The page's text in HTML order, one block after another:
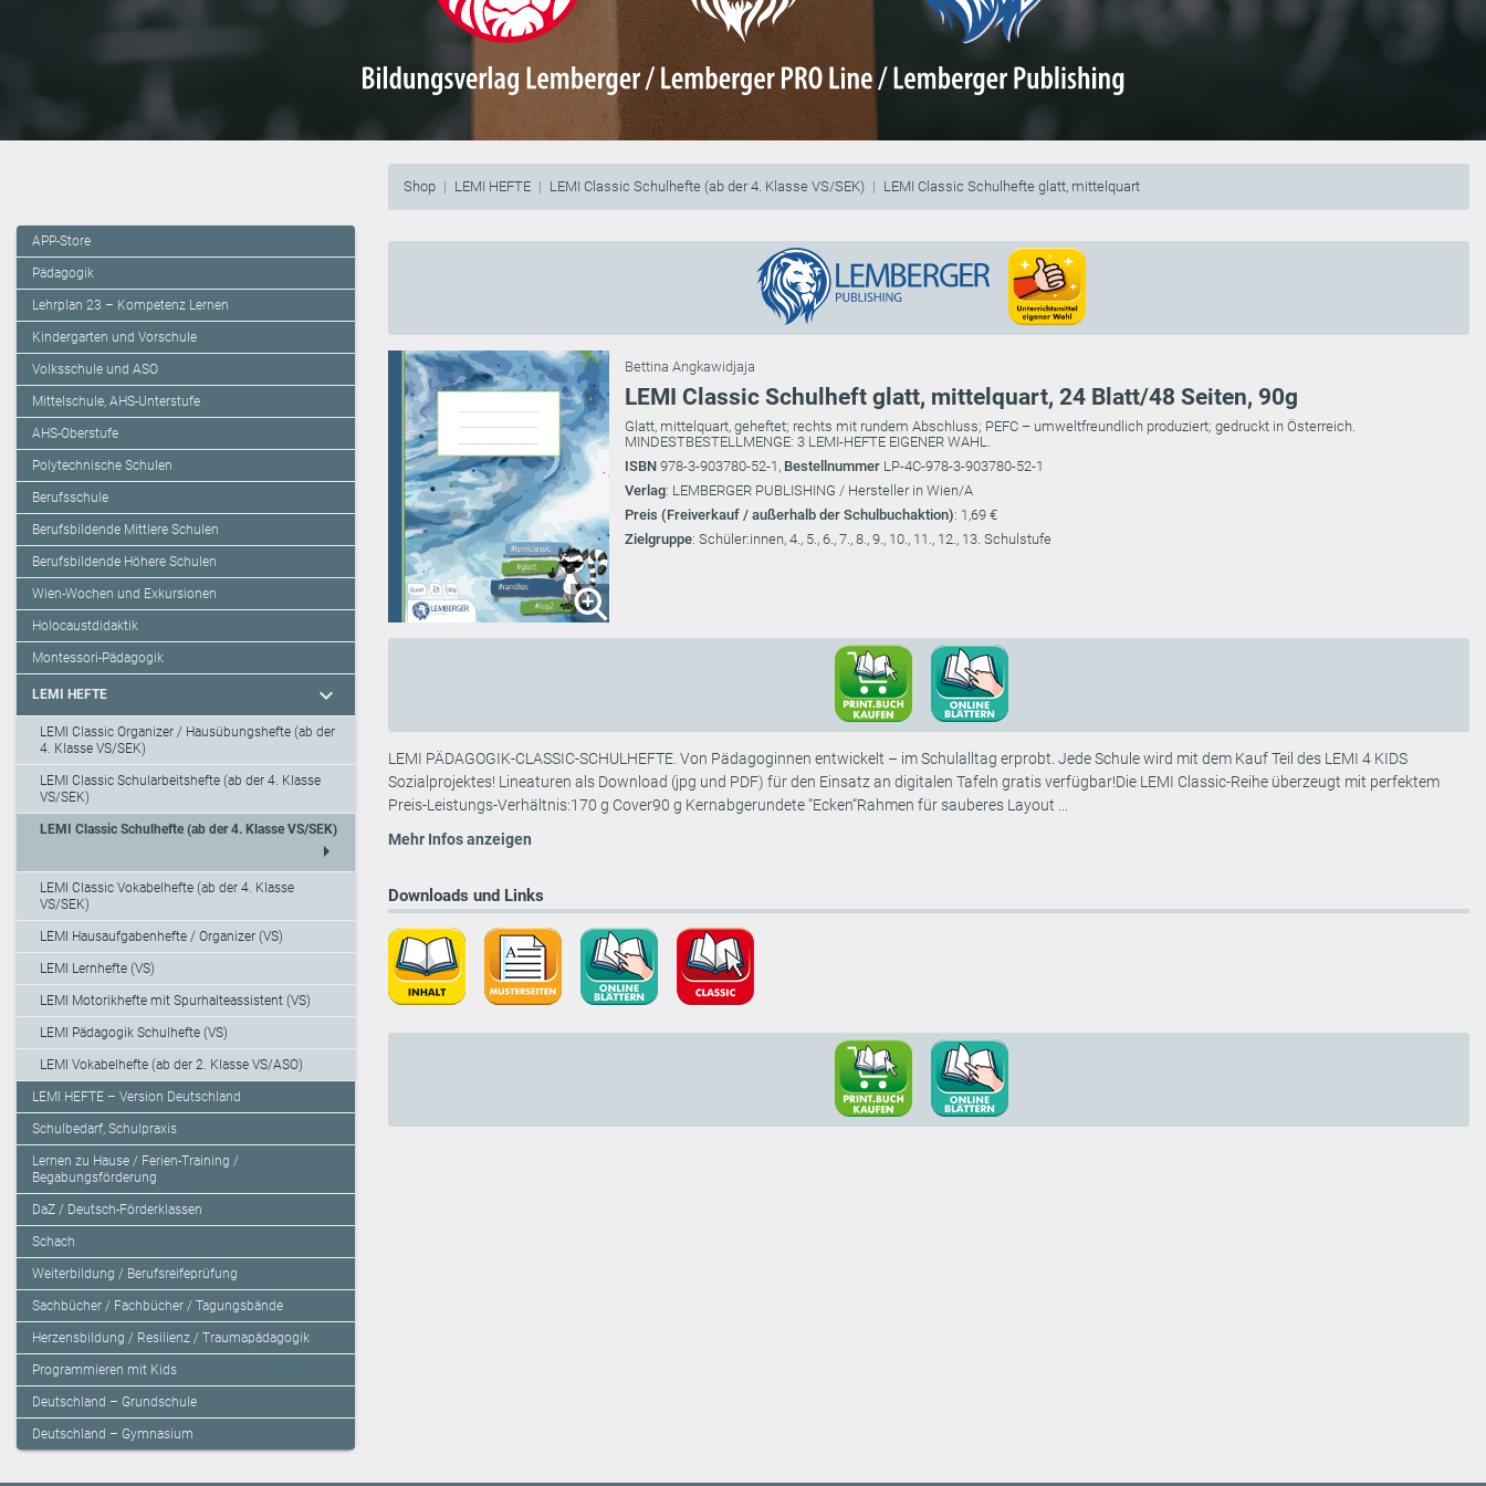
Shop LEMI HEFTE LEMI Classic Schulhefte (ab der 4. Klasse VS/SEK) LEMI Classic Schulhefte glatt, mittelquart
APP-Store
Pädagogik
Lehrplan 23 – Kompetenz Lernen
Kindergarten und Vorschule
Volksschule und ASO
Mittelschule, AHS-Unterstufe
AHS-Oberstufe
Polytechnische Schulen
Berufsschule
Berufsbildende Mittlere Schulen
Berufsbildende Höhere Schulen
Wien-Wochen und Exkursionen
Holocaustdidaktik
Montessori-Pädagogik
LEMI HEFTE expand_more
LEMI Classic Organizer / Hausübungshefte (ab der
4. Klasse VS/SEK)
LEMI Classic Schularbeitshefte (ab der 4. Klasse
VS/SEK)
LEMI Classic Schulhefte (ab der 4. Klasse VS/SEK)
arrow_right
LEMI Classic Vokabelhefte (ab der 4. Klasse
VS/SEK)
LEMI Hausaufgabenhefte / Organizer (VS)
LEMI Lernhefte (VS)
LEMI Motorikhefte mit Spurhalteassistent (VS)
LEMI Pädagogik Schulhefte (VS)
LEMI Vokabelhefte (ab der 2. Klasse VS/ASO)
LEMI HEFTE – Version Deutschland
Schulbedarf, Schulpraxis
Lernen zu Hause / Ferien-Training /
Begabungsförderung
DaZ / Deutsch-Förderklassen
Schach
Weiterbildung / Berufsreifeprüfung
Sachbücher / Fachbücher / Tagungsbände
Herzensbildung / Resilienz / Traumapädagogik
Programmieren mit Kids
Deutschland – Grundschule
Deutschland – Gymnasium
Bettina Angkawidjaja
LEMI Classic Schulheft glatt, mittelquart, 24 Blatt/48 Seiten, 90g
Glatt, mittelquart, geheftet; rechts mit rundem Abschluss; PEFC – umweltfreundlich produziert; gedruckt in Österreich.
MINDESTBESTELLMENGE: 3 LEMI-HEFTE EIGENER WAHL.
ISBN 978-3-903780-52-1, Bestellnummer LP-4C-978-3-903780-52-1
Verlag: LEMBERGER PUBLISHING / Hersteller in Wien/A
Preis (Freiverkauf / außerhalb der Schulbuchaktion): 1,69 €
Zielgruppe: Schüler:innen, 4., 5., 6., 7., 8., 9., 10., 11., 12., 13. Schulstufe
LEMI PÄDAGOGIK-CLASSIC-SCHULHEFTE. Von Pädagoginnen entwickelt – im Schulalltag erprobt. Jede Schule wird mit dem Kauf Teil des LEMI 4 KIDS
Sozialprojektes! Lineaturen als Download (jpg und PDF) für den Einsatz an digitalen Tafeln gratis verfügbar!Die LEMI Classic-Reihe überzeugt mit perfektem
Preis-Leistungs-Verhältnis:170 g Cover90 g Kernabgerundete “Ecken“Rahmen für sauberes Layout ...
Mehr Infos anzeigen
Downloads und Links